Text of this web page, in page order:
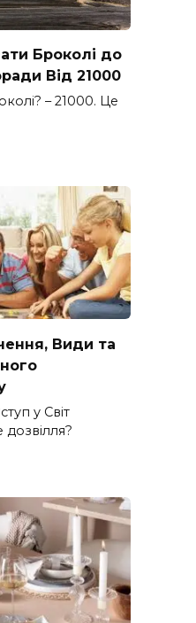
Броколі до
Від 21000
– 21000. Це
Види та
у Світ